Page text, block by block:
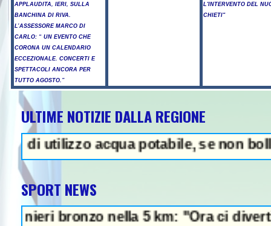
APPLAUDITA, IERI, SULLA
BANCHINA DI RIVA.
L’ASSESSORE MARCO DI
CARLO: “ UN EVENTO CHE
CORONA UN CALENDARIO
ECCEZIONALE. CONCERTI E
SPETTACOLI ANCORA PER
TUTTO AGOSTO.”
L'INTERVENTO DEL
CHIETI"
ULTIME NOTIZIE DALLA REGIONE
acqua potabile, se non bollita -
SPORT NEWS
nella 5 km: "Ora ci divertiamo in
- Trump, "abbiamo molte